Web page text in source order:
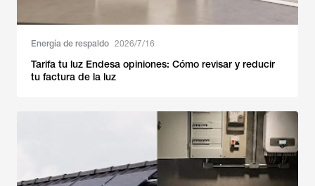
Energía de respaldo 2026/7/16
Tarifa tu luz Endesa opiniones: Cómo revisar y reducir
tu factura de la luz